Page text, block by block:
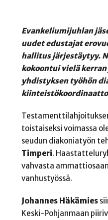
Evankeliumijuhlan
uudet edustajat
hallitus järjestäytyy.
kokoontui vielä
yhdistyksen työhön
toistaiseksi voimassa
seudun diakoniatyön
Timperi.
vahvasta
vanhustyössä.
Johannes Häkämies
Keski-Pohjanmaan